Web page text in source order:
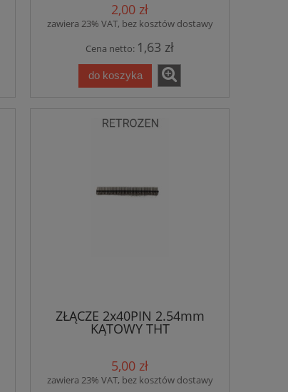
2,00 zł
zawiera 23% VAT, bez kosztów dostawy
Cena netto: 1,63 zł
do koszyka
ZŁĄCZE 2x40PIN 2.54mm
KĄTOWY THT
5,00 zł
zawiera 23% VAT, bez kosztów dostawy